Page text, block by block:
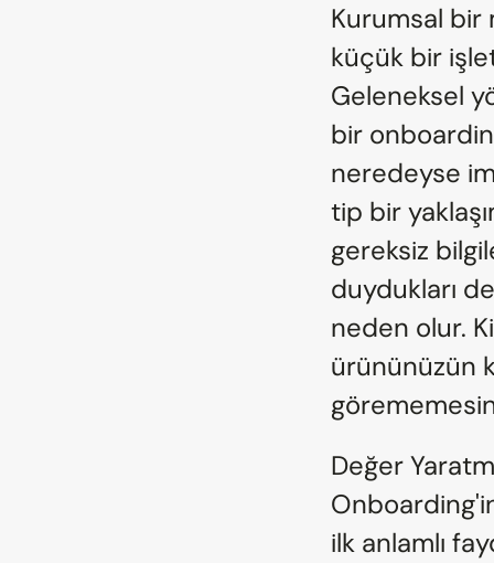
Kurumsal bir
küçük bir
Geleneksel
bir
neredeyse
tip bir
gereksiz
duydukları
neden olur.
ürününüzün
Değer
ilk anlamlı